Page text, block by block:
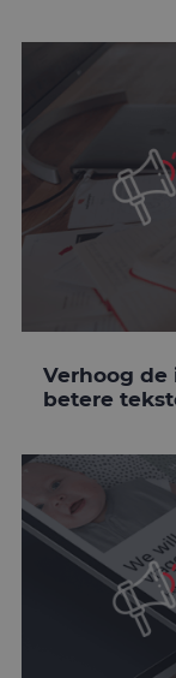
Verhoog de
betere